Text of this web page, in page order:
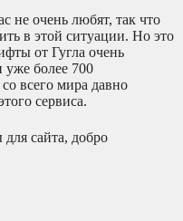
не очень любят, так что
в этой ситуации. Но это
от Гугла очень
уже более 700
всего мира давно
сервиса.
сайта, добро